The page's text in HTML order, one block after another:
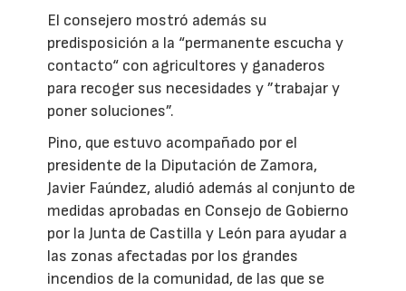
El consejero mostró además su
predisposición a la “permanente escucha y
contacto“ con agricultores y ganaderos
para recoger sus necesidades y ”trabajar y
poner soluciones”.
Pino, que estuvo acompañado por el
presidente de la Diputación de Zamora,
Javier Faúndez, aludió además al conjunto de
medidas aprobadas en Consejo de Gobierno
por la Junta de Castilla y León para ayudar a
las zonas afectadas por los grandes
incendios de la comunidad, de las que se